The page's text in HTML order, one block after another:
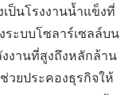
ป็นโรงงานน้ำแข็งที่
ะบบโซลาร์เซลล์บน
งานที่สูงถึงหลักล้าน
วยประคองธุรกิจให้